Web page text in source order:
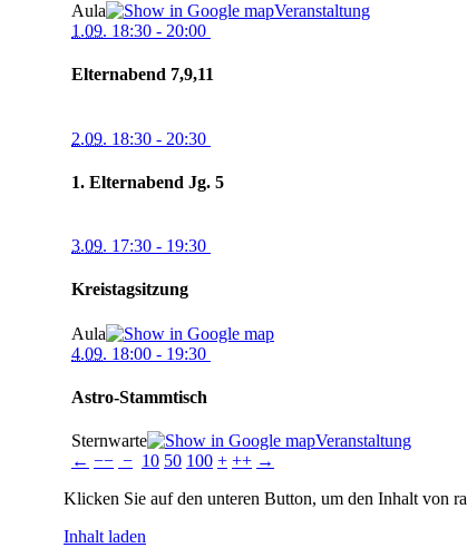
Aula
Veranstaltung
1.09. 18:30 - 20:00
Elternabend 7,9,11
2.09. 18:30 - 20:30
1. Elternabend Jg. 5
3.09. 17:30 - 19:30
Kreistagsitzung
Aula
4.09. 18:00 - 19:30
Astro-Stammtisch
Sternwarte
Veranstaltung
← −− − 10 50 100 + ++ →
Klicken Sie auf den unteren Button, um den Inhalt von
Inhalt laden